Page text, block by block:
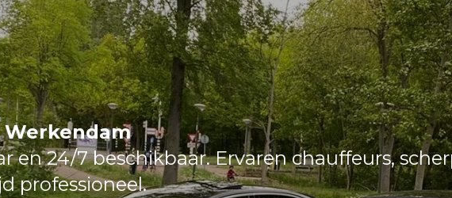
Werkendam
en 24/7 beschikbaar. Ervaren chauffeurs,
professioneel.